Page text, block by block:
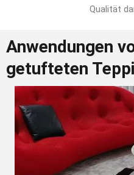
Qualität
Anwendungen
getufteten